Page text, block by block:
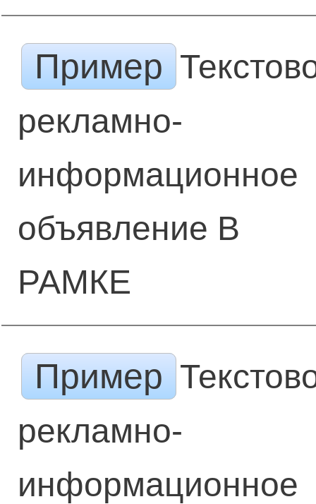
Пример
рекламно-
информационное
объявление В
РАМКЕ
Пример
рекламно-
информационное